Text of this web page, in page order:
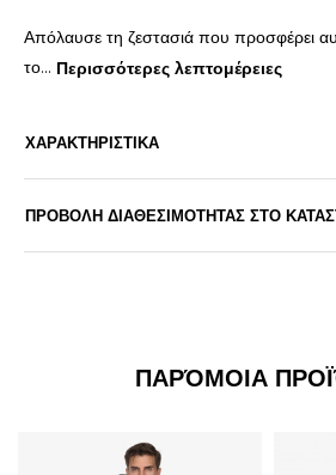
Απόλαυσε τη ζεστασιά που προσφέρει
το... Περισσότερες λεπτομέρειες
ΧΑΡΑΚΤΗΡΙΣΤΙΚΑ
ΠΡΟΒΟΛΗ ΔΙΑΘΕΣΙΜΟΤΗΤΑΣ ΣΤΟ
ΠΑΡΌΜΟΙΑ